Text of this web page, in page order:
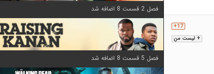
+ لیست من
17+
فصل 2 قسمت 8 اضافه شد
فصل 5 قسمت 8 اضافه شد